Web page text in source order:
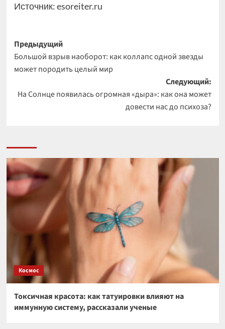
Источник:esoreiter.ru
Навигация
записи
Предыдущий
Большой взрыв наоборот: как коллапс одной звезды
может породить целый мир
Следующий:
На Солнце появилась огромная «дыра»: как она может
довести нас до психоза?
Космос
Токсичная красота: как татуировки влияют на
иммунную систему, рассказали ученые